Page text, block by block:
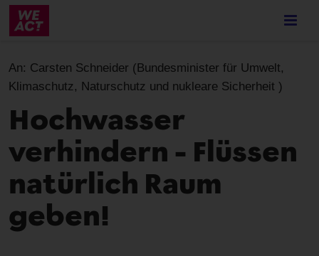
Skip
content
An: Carsten Schneider (Bundesminister für Umwelt,
Klimaschutz, Naturschutz und nukleare Sicherheit )
Hochwasser
verhindern – Flüssen
natürlich Raum
geben!